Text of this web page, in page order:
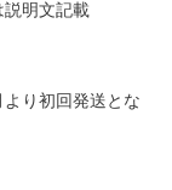
説明文記載
り初回発送とな